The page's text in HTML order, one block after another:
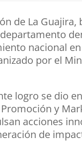
de La
nacional
por el
logro se dio
y
acciones
de